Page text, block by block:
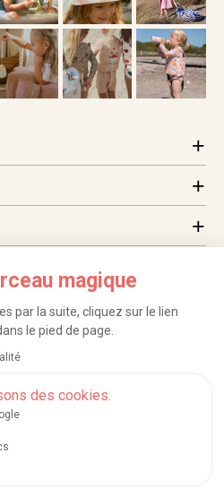
magique
par la suite, cliquez sur le lien
le pied de page.
des cookies.
de produits|Protection des données
générales de ventes
paiement sécurisés